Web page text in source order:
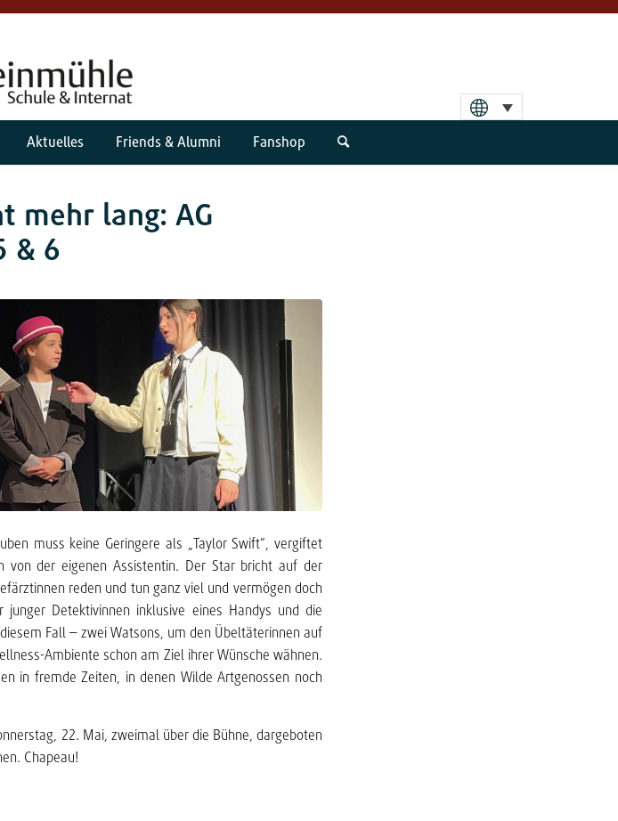
Aktuelles Friends & Alumni Fanshop
mehr lang: AG
& 6
muss keine Geringere als „Taylor Swift“, vergiftet
der eigenen Assistentin. Der Star bricht auf der
reden und tun ganz viel und vermögen doch
Detektivinnen inklusive eines Handys und die
Fall – zwei Watsons, um den Übeltäterinnen auf
Ambiente schon am Ziel ihrer Wünsche wähnen.
in fremde Zeiten, in denen Wilde Artgenossen noch
22. Mai, zweimal über die Bühne, dargeboten
Chapeau!